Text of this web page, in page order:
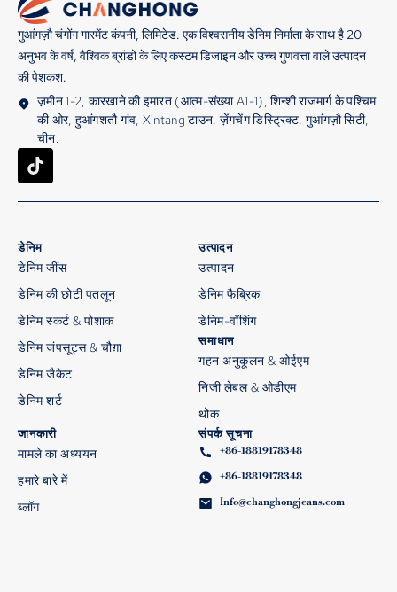
गुआंगज़ौ चंगोंग गारमेंट कंपनी, लिमिटेड. एक विश्वसनीय डेनिम निर्माता के साथ है 20
अनुभव के वर्ष, वैश्विक ब्रांडों के लिए कस्टम डिजाइन और उच्च गुणवत्ता वाले उत्पादन
की पेशकश.
ज़मीन 1-2, कारखाने की इमारत (आत्म-संख्या A1-1), शिन्शी राजमार्ग के पश्चिम
की ओर, हुआंगशतौ गांव, Xintang टाउन, ज़ेंगचेंग डिस्ट्रिक्ट, गुआंगज़ौ सिटी,
चीन.
डेनिम
डेनिम जींस
डेनिम की छोटी पतलून
डेनिम स्कर्ट & पोशाक
डेनिम जंपसूट्स & चौग़ा
डेनिम जैकेट
डेनिम शर्ट
उत्पादन
उत्पादन
डेनिम फैब्रिक
डेनिम-वॉशिंग
समाधान
गहन अनुकूलन & ओईएम
निजी लेबल & ओडीएम
थोक
जानकारी
मामले का अध्ययन
हमारे बारे में
ब्लॉग
संपर्क सूचना
+86-18819178348
+86-18819178348
Info@changhongjeans.com